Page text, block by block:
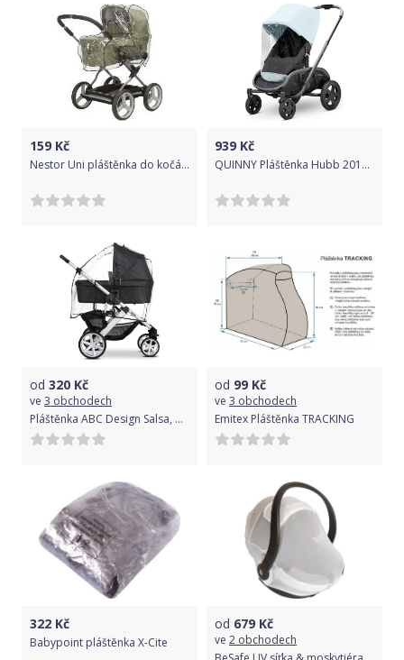
159 Kč
Nestor Uni pláštěnka do kočárku s překládací rukojetí - matná
939 Kč
QUINNY Pláštěnka Hubb 2019 - /Zapp
od 320 Kč
ve 3 obchodech
Pláštěnka ABC Design Salsa, Condor, Turbo, Terreno, Viper
od 99 Kč
ve 3 obchodech
Emitex Pláštěnka TRACKING
322 Kč
Babypoint pláštěnka X-Cite
od 679 Kč
ve 2 obchodech